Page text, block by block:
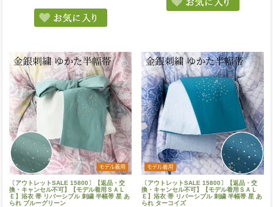
〔アウトレットSALE 15800〕【返品・交
換・キャンセル不可】【モデル着用ＳＡＬ
Ｅ】浴衣 帯 リバーシブル 刺繍 半幅帯 星 あ
られ ブルーグリーン
〔アウトレットSALE 15800〕【返品・交
換・キャンセル不可】【モデル着用ＳＡＬ
Ｅ】浴衣 帯 リバーシブル 刺繍 半幅帯 星 あ
られ ターコイズ